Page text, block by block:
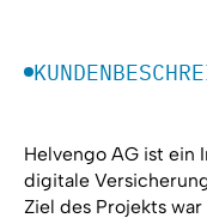
Helvengo AG ist ein
digitale
Ziel des Projekts